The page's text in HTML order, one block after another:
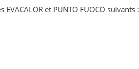
et PUNTO FUOCO suivants :